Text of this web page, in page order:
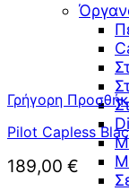
Γρήγορη
Pilot Capless
189,00 €